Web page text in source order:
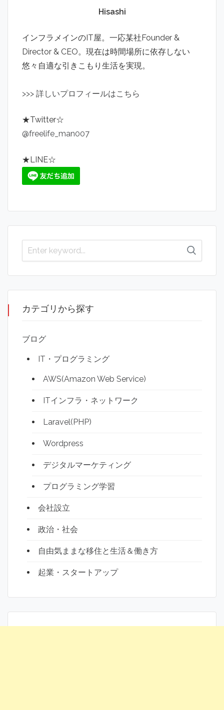
Hisashi
インフラメインのIT屋。一応某社Founder &
Director & CEO。現在は時間場所に依存しない
悠々自適な引きこもり生活を実現。
>>> 詳しいプロフィールはこちら
★Twitter☆
@freelife_man007
★LINE☆
カテゴリから探す
ブログ
IT・プログラミング
AWS(Amazon Web Service)
ITインフラ・ネットワーク
Laravel(PHP)
Wordpress
デジタルマーケティング
プログラミング学習
会社設立
政治・社会
自由気ままな移住と生活＆働き方
起業・スタートアップ